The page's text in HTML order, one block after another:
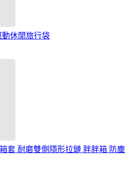
動休閒旅行袋
套 耐磨雙側隱形拉鏈 胖胖箱 防塵